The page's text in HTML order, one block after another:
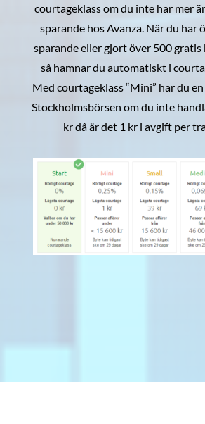
courtageklass om du inte har mer
sparande hos Avanza. När du har
sparande eller gjort över 500
så hamnar du automatiskt i
Med courtageklass “Mini” har du
Stockholmsbörsen om du inte
kr då är det 1 kr i avgift per